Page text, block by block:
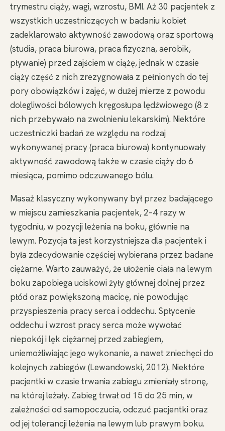
trymestru ciąży, wagi, wzrostu, BMI. Aż 30 pacjentek z
wszystkich uczestniczących w badaniu kobiet
zadeklarowało aktywność zawodową oraz sportową
(studia, praca biurowa, praca fizyczna, aerobik,
pływanie) przed zajściem w ciążę, jednak w czasie
ciąży część z nich zrezygnowała z pełnionych do tej
pory obowiązków i zajęć, w dużej mierze z powodu
dolegliwości bólowych kręgosłupa lędźwiowego (8 z
nich przebywało na zwolnieniu lekarskim). Niektóre
uczestniczki badań ze względu na rodzaj
wykonywanej pracy (praca biurowa) kontynuowały
aktywność zawodową także w czasie ciąży do 6
miesiąca, pomimo odczuwanego bólu.
Masaż klasyczny wykonywany był przez badającego
w miejscu zamieszkania pacjentek, 2–4 razy w
tygodniu, w pozycji leżenia na boku, głównie na
lewym. Pozycja ta jest korzystniejsza dla pacjentek i
była zdecydowanie częściej wybierana przez badane
ciężarne. Warto zauważyć, że ułożenie ciała na lewym
boku zapobiega uciskowi żyły głównej dolnej przez
płód oraz powiększoną macicę, nie powodując
przyspieszenia pracy serca i oddechu. Spłycenie
oddechu i wzrost pracy serca może wywołać
niepokój i lęk ciężarnej przed zabiegiem,
uniemożliwiając jego wykonanie, a nawet zniechęci do
kolejnych zabiegów (Lewandowski, 2012). Niektóre
pacjentki w czasie trwania zabiegu zmieniały stronę,
na której leżały. Zabieg trwał od 15 do 25 min, w
zależności od samopoczucia, odczuć pacjentki oraz
od jej tolerancji leżenia na lewym lub prawym boku.